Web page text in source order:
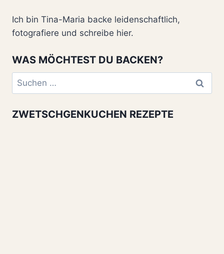
Ich bin Tina-Maria backe leidenschaftlich,
fotografiere und schreibe hier.
WAS MÖCHTEST DU BACKEN?
Suchen
nach:
ZWETSCHGENKUCHEN REZEPTE